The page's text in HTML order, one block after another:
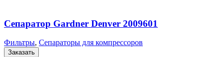
Сепаратор Gardner Denver 2009601
Фильтры, Сепараторы для компрессоров
Заказать